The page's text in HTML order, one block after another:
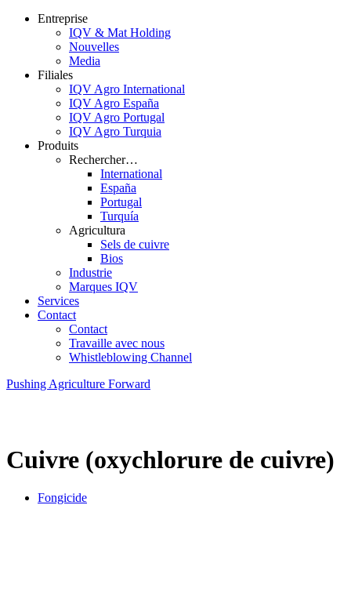
Entreprise
IQV & Mat Holding
Nouvelles
Media
Filiales
IQV Agro International
IQV Agro España
IQV Agro Portugal
IQV Agro Turquia
Produits
Rechercher…
International
España
Portugal
Turquía
Agricultura
Sels de cuivre
Bios
Industrie
Marques IQV
Services
Contact
Contact
Travaille avec nous
Whistleblowing Channel
Pushing Agriculture Forward
Cuivre (oxychlorure de cuivre)
Fongicide